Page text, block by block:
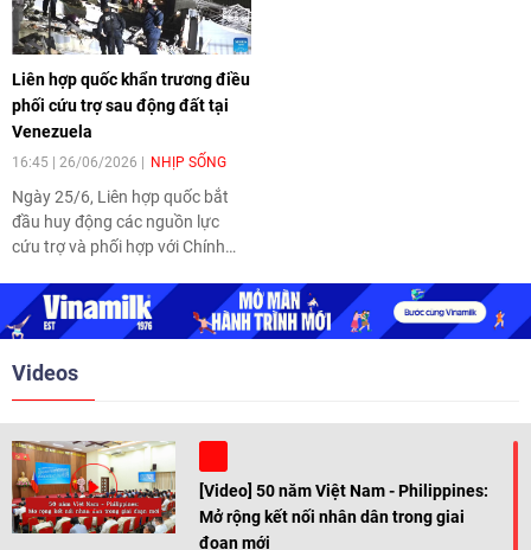
vượng”, dưới sự chủ trì của Bộ
trưởng Ngoại giao Cộng hoà
Dân chủ Congo (nước Chủ tịch
HĐBA tháng 7/2026).
Liên hợp quốc khẩn trương điều
phối cứu trợ sau động đất tại
Venezuela
16:45 | 26/06/2026 NHỊP SỐNG
Ngày 25/6, Liên hợp quốc bắt
đầu huy động các nguồn lực
cứu trợ và phối hợp với Chính
nhân đạo để ứng phó tình trạng
khẩn cấp sau trận động đất.
Videos
[Video] 50 năm Việt Nam - Philippines:
Mở rộng kết nối nhân dân trong giai
đoạn mới